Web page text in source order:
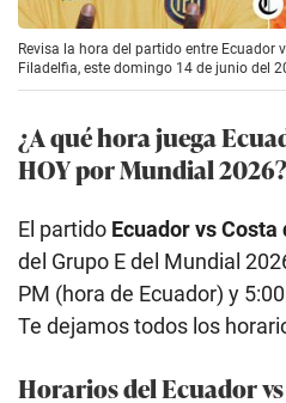
Revisa la hora del partido entre Ecuador
Filadelfia, este domingo 14 de junio del
¿A qué hora juega
HOY por Mundial 2026?
El partido Ecuador vs
del Grupo E del Mundial
PM (hora de Ecuador) y
Te dejamos todos los
Horarios del Ecuador